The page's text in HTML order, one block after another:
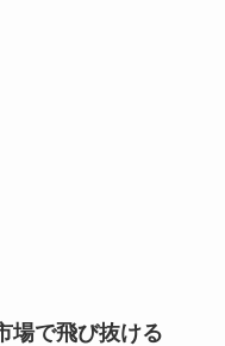
場で飛び抜ける